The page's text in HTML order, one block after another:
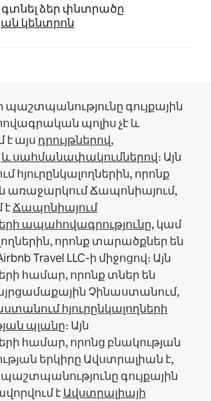
գտնել ձեր փնտրածը
կենտրոն
պաշտպանությունը գույքային
պոլիս չէ և
է այս դրույթներով,
սահմանափակումներով։ Այն
հյուրընկալողներին, որոնք
առաջարկում Ճապոնիայում,
էՃապոնիայում
ապահովագրությունը, կամ
որոնք տարածքներ են
Travel LLC-ի միջոցով։ Այն
համար, որոնք տներ են
Չինաստանում,
հյուրընկալողների
պլանը։ Այն
համար, որոնց բնակության
երկիրը Ավստրալիան է,
պաշտպանությունը գույքային
էԱվստրալիայի